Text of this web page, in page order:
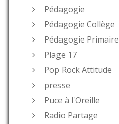
Pédagogie
Pédagogie Collège
Pédagogie Primaire
Plage 17
Pop Rock Attitude
presse
Puce à l'Oreille
Radio Partage